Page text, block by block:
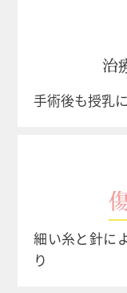
治
手術後も授乳
細い糸と針に
り